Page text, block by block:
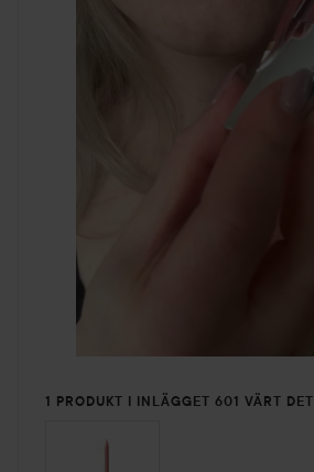
1 PRODUKT I INLÄGGET 601 VÄRT DET